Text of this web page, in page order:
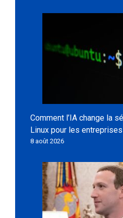
Comment l’IA change la
Linux pour les entreprises
8 août 2026